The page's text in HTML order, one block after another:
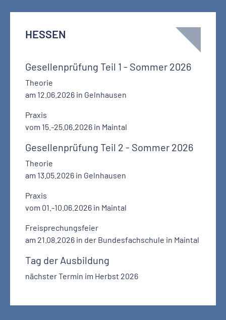
HESSEN
Gesellenprüfung Teil 1 - Sommer 2026
Theorie
am 12.06.2026 in Gelnhausen
Praxis
vom 15.-25.06.2026 in Maintal
Gesellenprüfung Teil 2 - Sommer 2026
Theorie
am 13.05.2026 in Gelnhausen
Praxis
vom 01.-10.06.2026 in Maintal
Freisprechungsfeier
am 21.08.2026 in der Bundesfachschule in Maintal
Tag der Ausbildung
nächster Termin im Herbst 2026